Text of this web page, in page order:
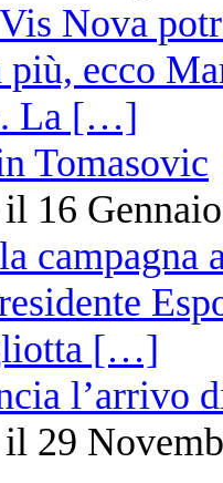
Tomasovic
16
l’arrivo
29